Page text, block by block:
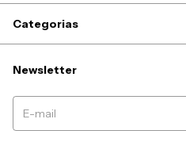
Categorias
Newsletter